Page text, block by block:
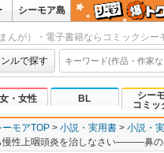
シーモア島
んが）・電子書籍ならコミックシー
ルで探す
・女性 BL
シー
コミッ
モアTOP 小説・実用書 小説・
慢性上咽頭炎を治しなさい―――鼻の